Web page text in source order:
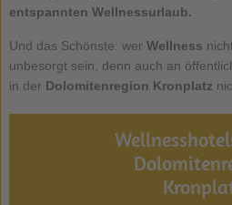
entspannten Wellnessurlaub.
Und das Schönste: wer Wellness
unbesorgt sein, denn auch an
in der Dolomitenregion Kronplatz